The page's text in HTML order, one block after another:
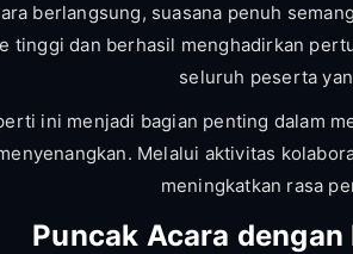
berlangsung, suasana penuh
tinggi dan berhasil menghadirkan
seluruh peserta
ini menjadi bagian penting dalam
Melalui aktivitas
meningkatkan rasa
Puncak Acara dengan